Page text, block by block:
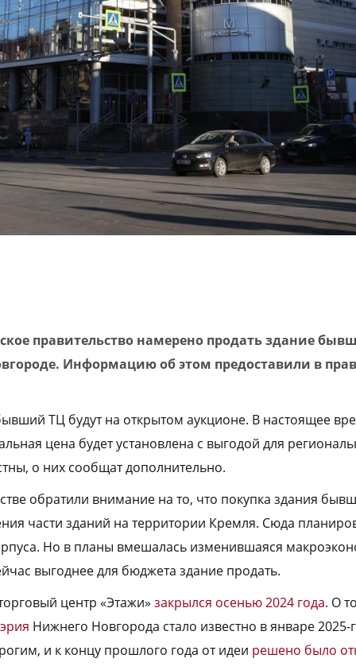
правительство намерено продать здание
Информацию об этом предоставили в
ТЦ будут на открытом аукционе. В настоящее
цена будет установлена с выгодой для
о них сообщат дополнительно.
обратили внимание на то, что покупка здания
части зданий на территории Кремля. Сюда
Но в планы вмешалась изменившаяся
выгоднее для бюджета здание продать.
центр «Этажи» закрылся осенью 2024 года. О
Нижнего Новгорода стало известно в январе 2025-
и к концу прошлого года от идеи решено было